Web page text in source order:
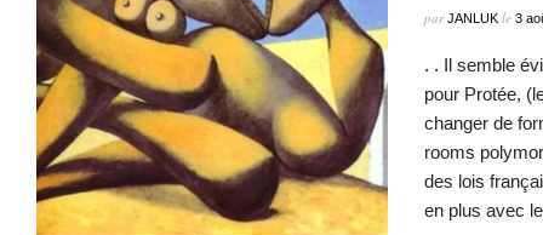
parJANLUK le 3
. . Il semble
pour Protée,
changer de
rooms
des lois
en plus avec